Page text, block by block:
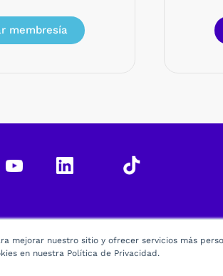
mejorar nuestro sitio y ofrecer servicios más
en nuestra Política de Privacidad.
membresía